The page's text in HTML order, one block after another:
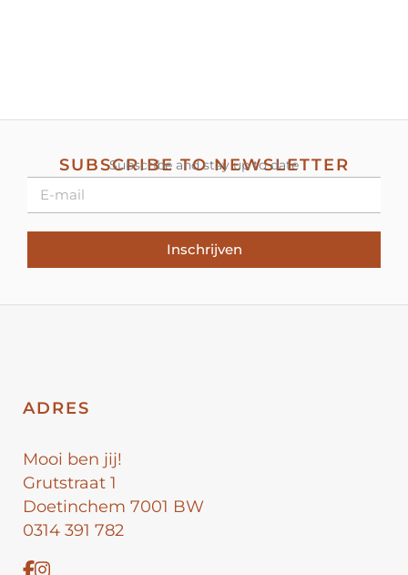
SUBSCRIBE TO NEWSLETTER
Subscribe and stay up to date
Inschrijven
ADRES
Mooi ben jij!
Grutstraat 1
Doetinchem 7001 BW
0314 391 782